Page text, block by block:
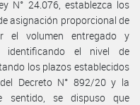
N° 24.076, establezca los
asignación proporcional de
el volumen entregado y
el nivel de
los plazos establecidos
Decreto N° 892/20 y la
sentido, se dispuso que